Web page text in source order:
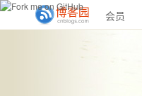
会员